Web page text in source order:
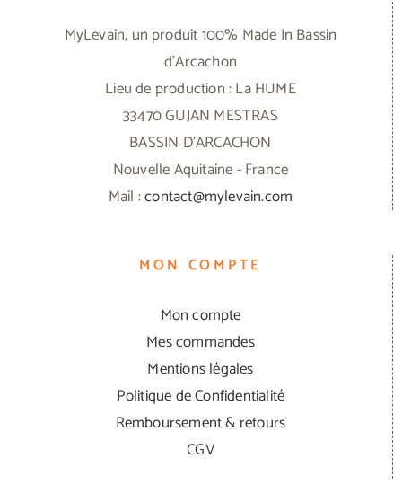
MyLevain, un produit 100% Made In Bassin
d'Arcachon
Lieu de production : La HUME
33470 GUJAN MESTRAS
BASSIN D'ARCACHON
Nouvelle Aquitaine - France
Mail :contact@mylevain.com
MON COMPTE
Mon compte
Mes commandes
Mentions légales
Politique de Confidentialité
Remboursement & retours
CGV